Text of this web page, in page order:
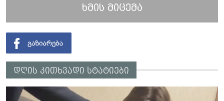
ხმის მიცემა
დღის კითხვადი სტატიები